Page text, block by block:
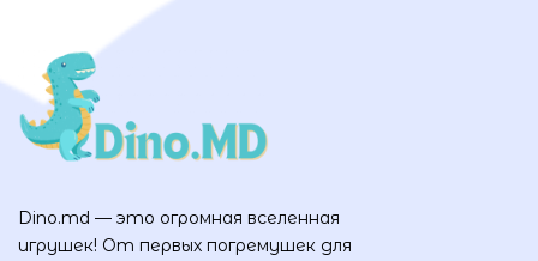
Dino.md — это огромная вселенная
игрушек! От первых погремушек для